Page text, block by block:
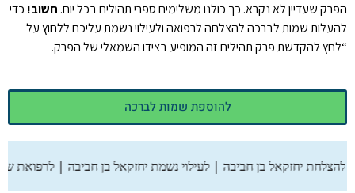
הפרק שעדיין לא נקרא. כך כולנו משלימים ספרי תהילים בכל יום. חשוב! כדי
להעלות שמות לברכה להצלחה לרפואה ולעילוי נשמת עליכם ללחוץ על
“לחץ להקדשת פרק תהילים זה המופיע בצידו השמאלי של הפרק.
להוספת שמות לברכה
יחזקאל בן חביבה | לעילוי נשמת יחזקאל בן חביבה | לרפואת שרון